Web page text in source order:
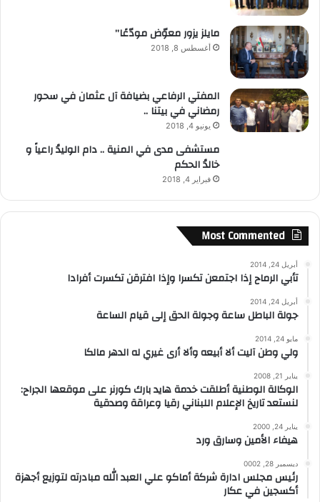
مايلز يزور معوّض مودّعًا”
أغسطس 8, 2018
المفتي الرفاعي بضيافة آل عثمان في سحور
رمضاني في بيتنا ..
يونيو 4, 2018
مستشفى مدى في المنية .. دام الوليدُ راعياً و
خالدُ الحكم
فبراير 4, 2018
Most Commented
أبريل 24, 2014
تأبي الرماح إذا اجتمعن تكسرا وإذا افترقن تكسرت أفرادا
أبريل 24, 2014
جولة الباطل ساعة وجولة الحق إلى قيام الساعة
مايو 24, 2014
ولي وطن آليت ألا أبيعه وألا أرى غيري له الدهر مالكا
يناير 21, 2008
الوكالة الوطنية أطلقت خدمة هايد بارك كورنر على موقعها الجراح:
لنستعد تاريخ الإعلام اللبناني رقيا وعراقة وصدقية
يناير 24, 2000
هيفاء الأمين وسارق ورد
ديسمبر 28, 0002
رئيس مجلس ادارة شركة أماكو علي العبد الله مبادرته لتوزيع أجهزة
أكسجين في عكار